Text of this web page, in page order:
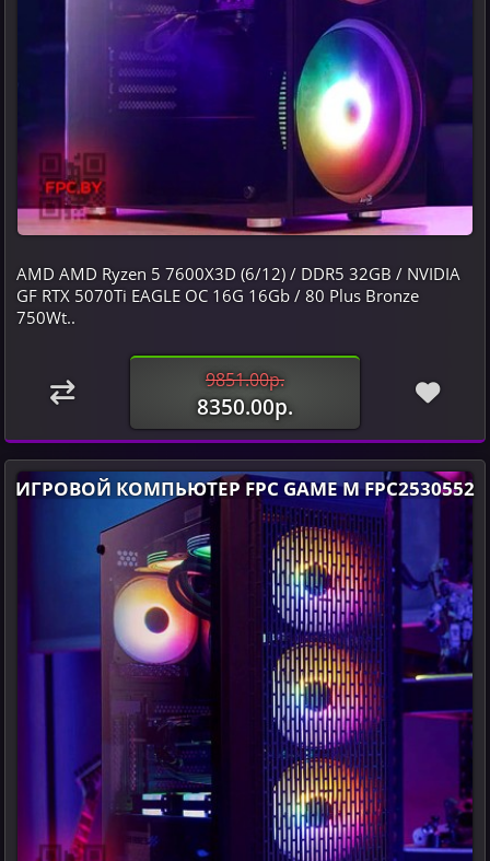
AMD AMD Ryzen 5 7600X3D (6/12) / DDR5 32GB / NVIDIA
GF RTX 5070Ti EAGLE OC 16G 16Gb / 80 Plus Bronze
750Wt..
9851.00р.
8350.00р.
ИГРОВОЙ КОМПЬЮТЕР FPC GAME M FPC2530552